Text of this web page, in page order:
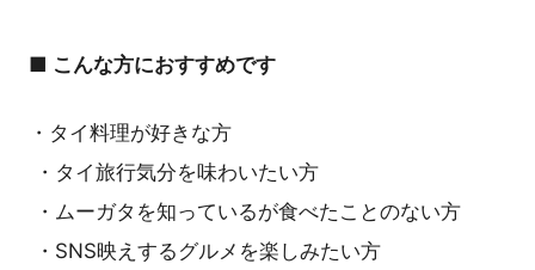
■ こんな方におすすめです
・タイ料理が好きな方
・タイ旅行気分を味わいたい方
・ムーガタを知っているが食べたことのない方
・SNS映えするグルメを楽しみたい方